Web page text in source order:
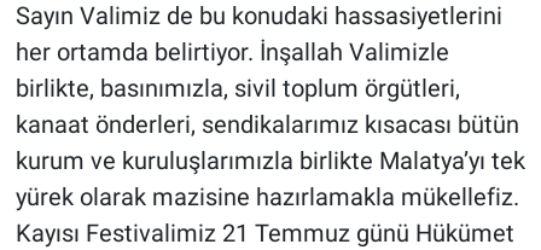
Sayın Valimiz de bu konudaki hassasiyetlerini
her ortamda belirtiyor. İnşallah Valimizle
birlikte, basınımızla, sivil toplum örgütleri,
kanaat önderleri, sendikalarımız kısacası bütün
kurum ve kuruluşlarımızla birlikte Malatya’yı tek
yürek olarak mazisine hazırlamakla mükellefiz.
Kayısı Festivalimiz 21 Temmuz günü Hükümet